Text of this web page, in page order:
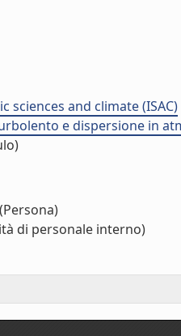
and climate (ISAC)
e dispersione in
(Persona)
di personale interno)